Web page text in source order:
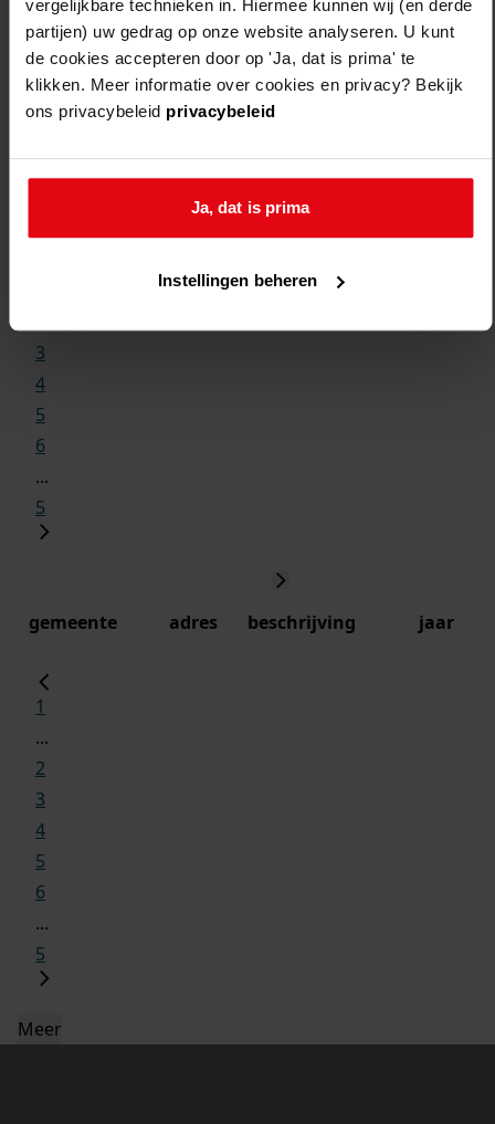
vergelijkbare technieken in. Hiermee kunnen wij (en derde
partijen) uw gedrag op onze website analyseren. U kunt
de cookies accepteren door op 'Ja, dat is prima' te
klikken. Meer informatie over cookies en privacy? Bekijk
ons privacybeleid privacybeleid
Ja, dat is prima
Instellingen beheren
3
4
5
6
...
5
gemeente adres beschrijving jaar
1
...
2
3
4
5
6
...
5
Meer